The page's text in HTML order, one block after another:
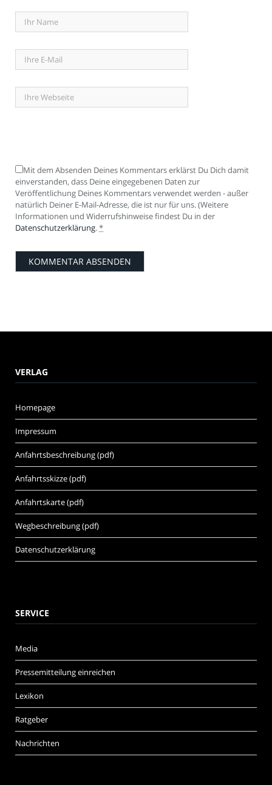
Mit dem Absenden Deines Kommentars erklärst Du Dich damit
einverstanden, dass Deine eingegebenen Daten zur
Veröffentlichung Deines Kommentars verwendet werden - außer
natürlich Deiner E-Mail-Adresse, die ist nur für uns. (Weitere
Informationen und Widerrufshinweise findest Du in der
Datenschutzerklärung.*
VERLAG
Homepage
Impressum
Anfahrtsbeschreibung (pdf)
Anfahrtsskizze (pdf)
Anfahrtskarte (pdf)
Wegbeschreibung (pdf)
Datenschutzerklärung
SERVICE
Media
Pressemitteilung einreichen
Lexikon
Ratgeber
Nachrichten